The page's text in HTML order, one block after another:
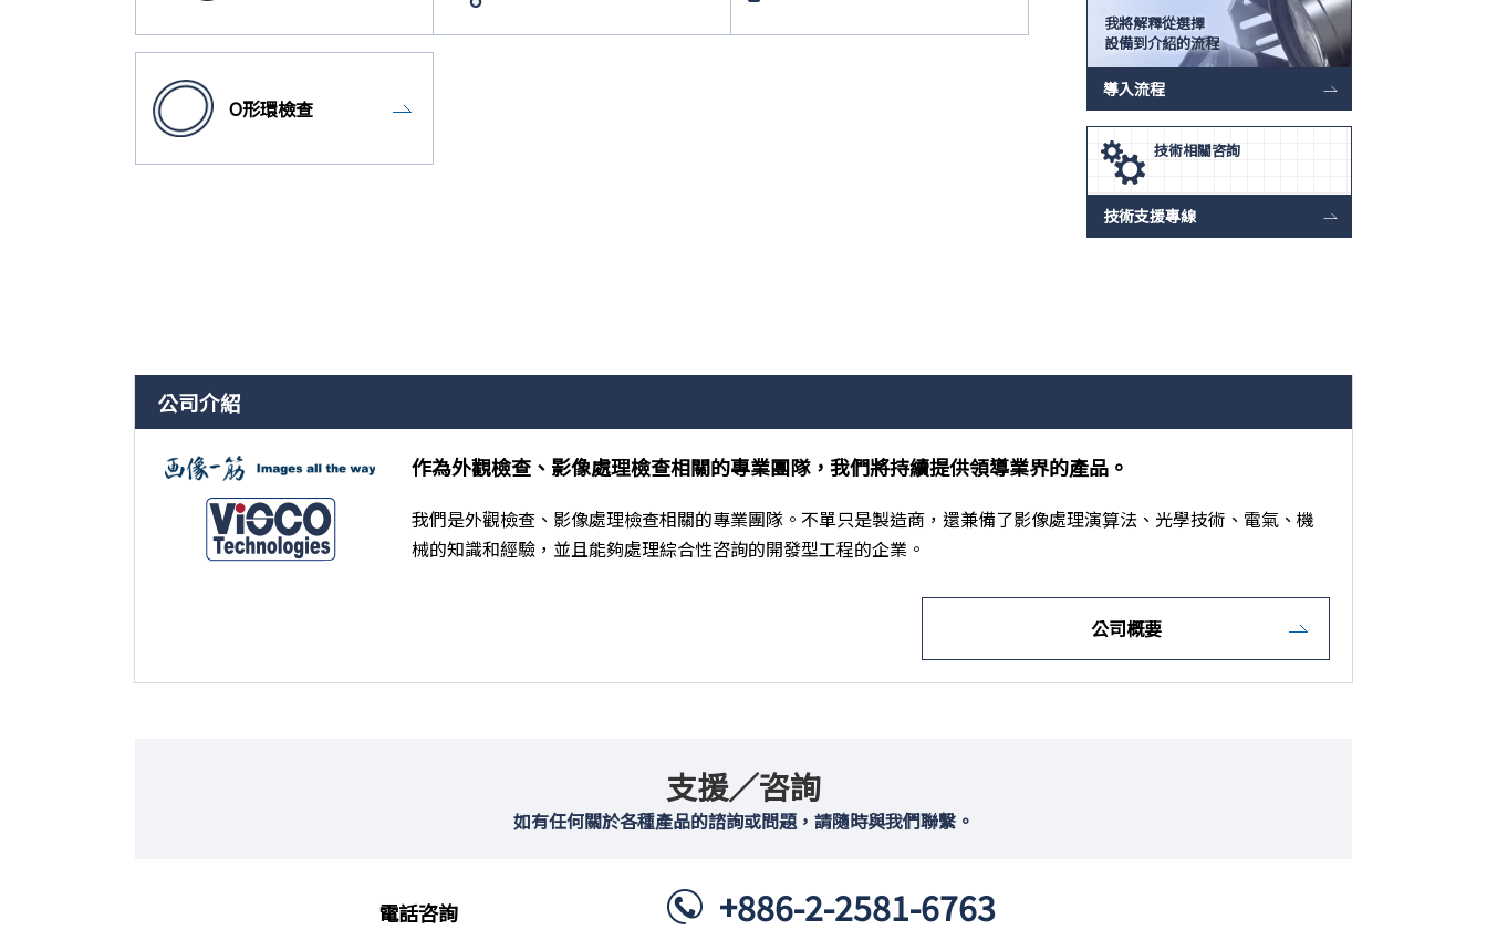
O形環檢查
我將解釋從選擇
設備到介紹的流程
導入流程
技術相關咨詢
技術支援專線
公司介紹
作為外觀檢查、影像處理檢查相關的專業團隊，我們將持續提供領導業界的產品。
我們是外觀檢查、影像處理檢查相關的專業團隊。不單只是製造商，還兼備了影像處理演算法、光學技術、電氣、機
械的知識和經驗，並且能夠處理綜合性咨詢的開發型工程的企業。
公司概要
支援／咨詢
如有任何關於各種產品的諮詢或問題，請隨時與我們聯繫。
電話咨詢 +886-2-2581-6763